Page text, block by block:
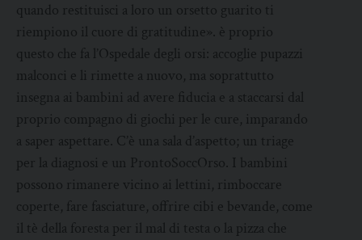
quando restituisci a loro un orsetto guarito ti
riempiono il cuore di gratitudine». è proprio
questo che fa l’Ospedale degli orsi: accoglie pupazzi
malconci e li rimette a nuovo, ma soprattutto
insegna ai bambini ad avere fiducia e a staccarsi dal
proprio compagno di giochi per le cure, imparando
a saper aspettare. C’è una sala d’aspetto; un triage
per la diagnosi e un ProntoSoccOrso. I bambini
possono rimanere vicino ai lettini, rimboccare
coperte, fare fasciature, offrire cibi e bevande, come
il tè della foresta per il mal di testa o la pizza che